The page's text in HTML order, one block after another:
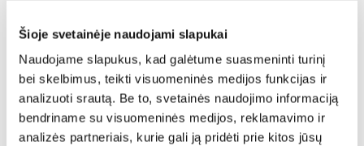
Šioje svetainėje naudojami slapukai
Naudojame slapukus, kad galėtume suasmeninti turinį
bei skelbimus, teikti visuomeninės medijos funkcijas ir
analizuoti srautą. Be to, svetainės naudojimo informaciją
bendriname su visuomeninės medijos, reklamavimo ir
analizės partneriais, kurie gali ją pridėti prie kitos jūsų
NAUJIENA YRA SANDĖLYJE
LANCASTER-III (II gr.) trivietė sofa-reglaineris (EDA828-10 Pilkas)
Išmatavimai: 104cm P: 210cm 90cm